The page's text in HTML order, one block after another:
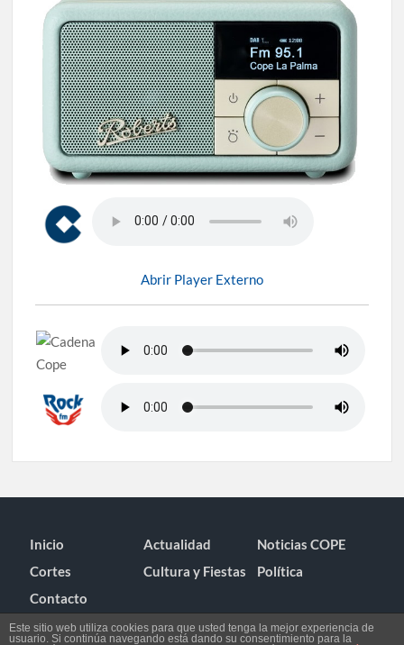
Abrir Player Externo
Inicio Actualidad
Noticias COPE
Cortes
Cultura y Fiestas
Política
Contacto
Este sitio web utiliza cookies para que usted tenga la mejor experiencia de
usuario. Si continúa navegando está dando su consentimiento para la